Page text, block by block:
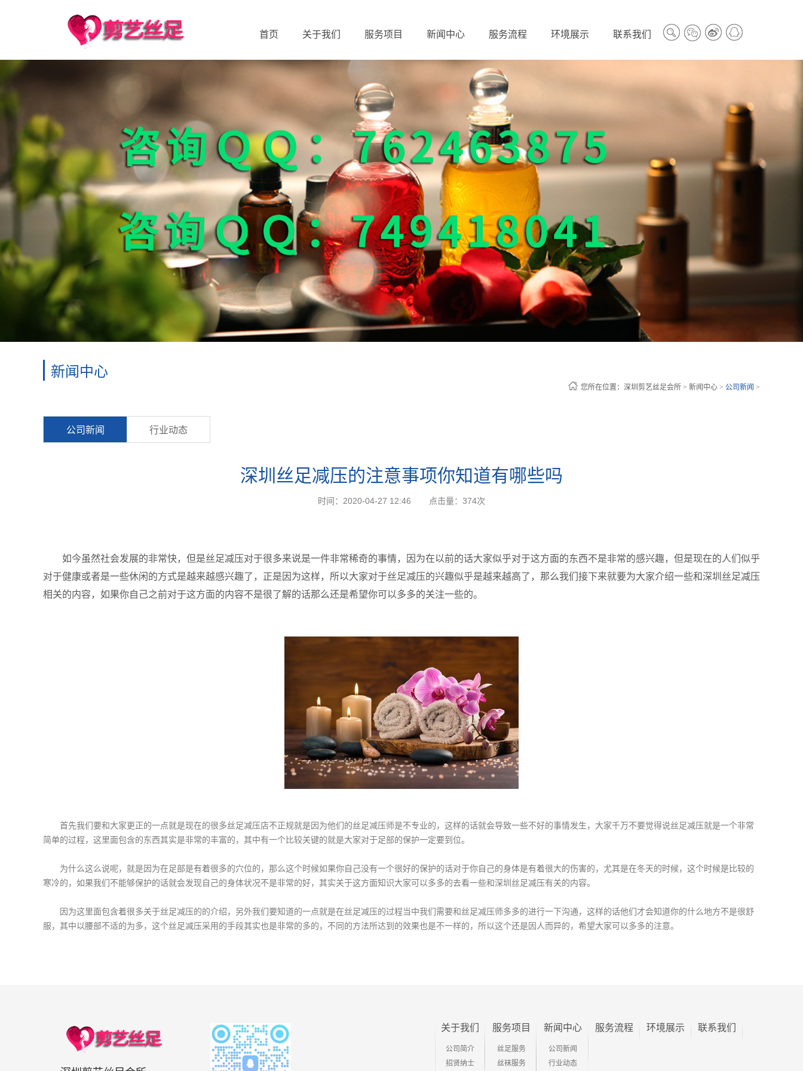
首页 关于我们 服务项目 新闻中心 服务流程 环境展示 联系我们
新闻中心
您所在位置： 深圳剪艺丝足会所 > 新闻中心 > 公司新闻 >
公司新闻 行业动态
深圳丝足减压的注意事项你知道有哪些吗
时间：2020-04-27 12:46 点击量： 374次
如今虽然社会发展的非常快，但是丝足减压对于很多来说是一件非常稀奇的事情，因为在以前的话大家似乎对于这方面的东西不是非常的感兴趣，但是现在的人们似乎
对于健康或者是一些休闲的方式是越来越感兴趣了，正是因为这样，所以大家对于丝足减压的兴趣似乎是越来越高了，那么我们接下来就要为大家介绍一些和深圳丝足减压
相关的内容，如果你自己之前对于这方面的内容不是很了解的话那么还是希望你可以多多的关注一些的。
首先我们要和大家更正的一点就是现在的很多丝足减压店不正规就是因为他们的丝足减压师是不专业的，这样的话就会导致一些不好的事情发生，大家千万不要觉得说丝足减压就是一个非常
简单的过程，这里面包含的东西其实是非常的丰富的，其中有一个比较关键的就是大家对于足部的保护一定要到位。
为什么这么说呢，就是因为在足部是有着很多的穴位的，那么这个时候如果你自己没有一个很好的保护的话对于你自己的身体是有着很大的伤害的，尤其是在冬天的时候，这个时候是比较的
寒冷的，如果我们不能够保护的话就会发现自己的身体状况不是非常的好，其实关于这方面知识大家可以多多的去看一些和深圳丝足减压有关的内容。
因为这里面包含着很多关于丝足减压的的介绍，另外我们要知道的一点就是在丝足减压的过程当中我们需要和丝足减压师多多的进行一下沟通，这样的话他们才会知道你的什么地方不是很舒
服，其中以腰部不适的为多，这个丝足减压采用的手段其实也是非常的多的，不同的方法所达到的效果也是不一样的，所以这个还是因人而异的，希望大家可以多多的注意。
关于我们
公司简介
招贤纳士
服务项目
丝足服务
丝袜服务
新闻中心
公司新闻
行业动态
服务流程 环境展示 联系我们